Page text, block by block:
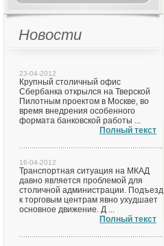
Новости
23-04-2012
Крупный столичный офис
Сбербанка открылся на Тверской
Пилотным проектом в Москве, во
время внедрения особенного
формата банковской работы ...
Полный текст
16-04-2012
Транспортная ситуация на МКАД
давно является проблемой для
столичной администрации. Подъезд
к торговым центрам явно ухудшает
основное движение. Д ...
Полный текст